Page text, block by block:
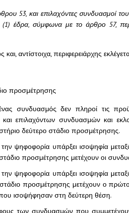
53, και επιλαχόντες συνδυασμοί
(1) έδρα, σύμφωνα με το άρθρο 57,
και, αντίστοιχα, περιφερειάρχης
προσμέτρησης
συνδυασμός δεν πληροί τις
επιλαχόντων συνδυασμών και
δεύτερο στάδιο προσμέτρησης.
ψηφοφορία υπάρξει ισοψηφία
προσμέτρησης μετέχουν οι
ψηφοφορία υπάρξει ισοψηφία
προσμέτρησης μετέχουν ο
ισοψήφησαν στη δεύτερη θέση.
των συνδυασμών που